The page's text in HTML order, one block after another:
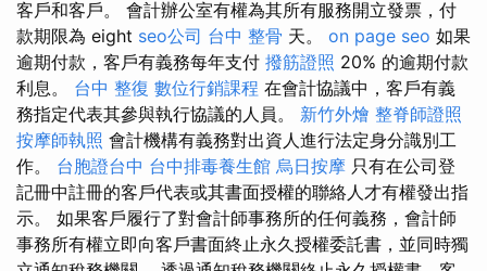
客戶和客戶。 會計辦公室有權為其所有服務開立發票，付
款期限為 eight seo公司 台中 整骨 天。 on page seo 如果
逾期付款，客戶有義務每年支付 撥筋證照 20% 的逾期付款
利息。 台中 整復 數位行銷課程 在會計協議中，客戶有義
務指定代表其參與執行協議的人員。 新竹外燴 整脊師證照
按摩師執照 會計機構有義務對出資人進行法定身分識別工
作。 台胞證台中 台中排毒養生館 烏日按摩 只有在公司登
記冊中註冊的客戶代表或其書面授權的聯絡人才有權發出指
示。 如果客戶履行了對會計師事務所的任何義務，會計師
事務所有權立即向客戶書面終止永久授權委託書，並同時獨